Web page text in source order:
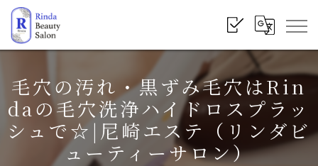
毛穴の汚れ・黒ずみ毛穴はRin
daの毛穴洗浄ハイドロスプラッ
シュで☆|尼崎エステ（リンダビ
ューティーサロン）